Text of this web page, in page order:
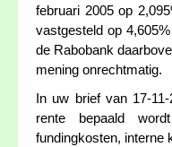
februari 2005 op
vastgesteld op
de Rabobank
mening onrechtmatig.
In uw brief van 17-
rente bepaald
fundingkosten, interne